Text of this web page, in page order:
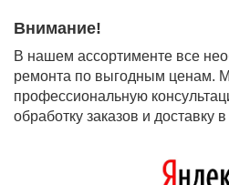
Внимание!
В нашем ассортименте все
ремонта по выгодным ценам.
профессиональную
обработку заказов и доставку